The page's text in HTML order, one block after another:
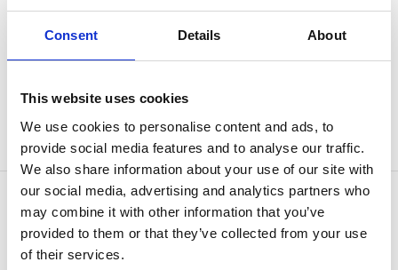
Consent Details About
This website uses cookies
We use cookies to personalise content and ads, to
provide social media features and to analyse our traffic.
We also share information about your use of our site with
our social media, advertising and analytics partners who
may combine it with other information that you’ve
provided to them or that they’ve collected from your use
of their services.
Vårt brygg Café & Bistro ligger nära havet men ändå
utomhus och vi har fullständiga rättigheter.
Kontaktinformation
Wilmas Brygga Café & Bistro
Källviken 322
45197 Uddevalla